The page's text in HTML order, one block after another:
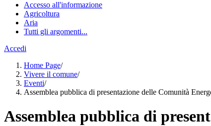
Accesso all'informazione
Agricoltura
Aria
Tutti gli argomenti...
Accedi
Home Page/
Vivere il comune/
Eventi/
Assemblea pubblica di presentazione delle Comunità
Assemblea pubblica di